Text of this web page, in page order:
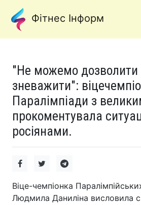
Фітнес Інформ
"Не можемо дозволити
зневажити":
Паралімпіади з
прокоментувала
росіянами.
Віце-чемпіонка
Людмила Даниліна висловила